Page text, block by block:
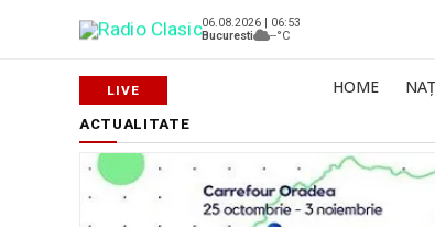
06.08.2026 | 06:53
Bucuresti
--°C
HOME
ACTUALITATE